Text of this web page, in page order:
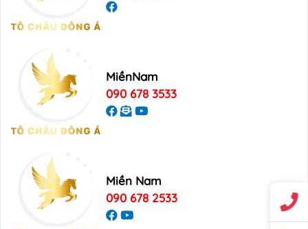
MiềnNam
090 678 3533
Miền Nam
090 678 2533